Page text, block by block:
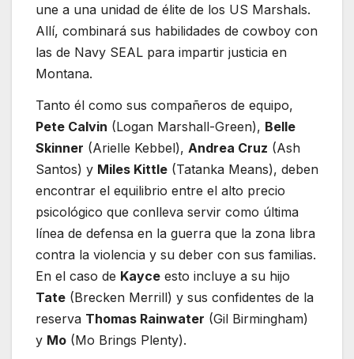
une a una unidad de élite de los US Marshals.
Allí, combinará sus habilidades de cowboy con
las de Navy SEAL para impartir justicia en
Montana.
Tanto él como sus compañeros de equipo,
Pete Calvin (Logan Marshall-Green), Belle
Skinner (Arielle Kebbel), Andrea Cruz (Ash
Santos) y Miles Kittle (Tatanka Means), deben
encontrar el equilibrio entre el alto precio
psicológico que conlleva servir como última
línea de defensa en la guerra que la zona libra
contra la violencia y su deber con sus familias.
En el caso de Kayce esto incluye a su hijo
Tate (Brecken Merrill) y sus confidentes de la
reserva Thomas Rainwater (Gil Birmingham)
y Mo (Mo Brings Plenty).